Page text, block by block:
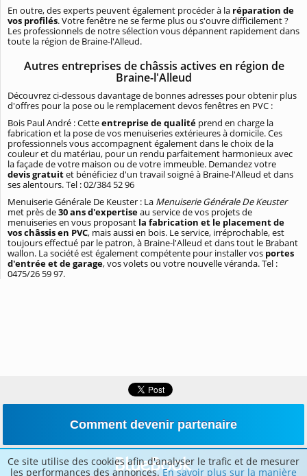
En outre, des experts peuvent également procéder à la réparation de
vos profilés. Votre fenêtre ne se ferme plus ou s'ouvre difficilement ?
Les professionnels de notre sélection vous dépannent rapidement dans
toute la région de Braine-l'Alleud.
Autres entreprises de châssis actives en région de
Braine-l'Alleud
Découvrez ci-dessous davantage de bonnes adresses pour obtenir plus
d'offres pour la pose ou le remplacement devos fenêtres en PVC :
Bois Paul André : Cetteentreprise de qualité prend en charge la
fabrication et la pose de vos menuiseries extérieures à domicile. Ces
professionnels vous accompagnent également dans le choix de la
couleur et du matériau, pour un rendu parfaitement harmonieux avec
la façade de votre maison ou de votre immeuble. Demandez votre
devis gratuitet bénéficiez d'un travail soigné à Braine-l'Alleud et dans
ses alentours. Tel : 02/384 52 96
Menuiserie Générale De Keuster : La Menuiserie Générale De Keuster
met près de30 ans d'expertiseau service de vos projets de
menuiseries en vous proposant la fabrication et le placement de
vos châssis en PVC, mais aussi en bois. Le service, irréprochable, est
toujours effectué par le patron, à Braine-l'Alleud et dans tout le Brabant
wallon. La société est également compétente pour installer vos portes
d'entrée et de garage, vos volets ou votre nouvelle véranda. Tel :
0475/26 59 97.
Comment devenir partenaire
Ce site utilise des cookies afin d'analyser le trafic et de mesurer
les performances des annonces.En savoir plus sur la manière